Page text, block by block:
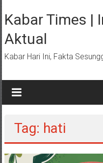
ke
konten
Kabar Times |
Aktual
Kabar Hari Ini, Fakta
Tag: hati